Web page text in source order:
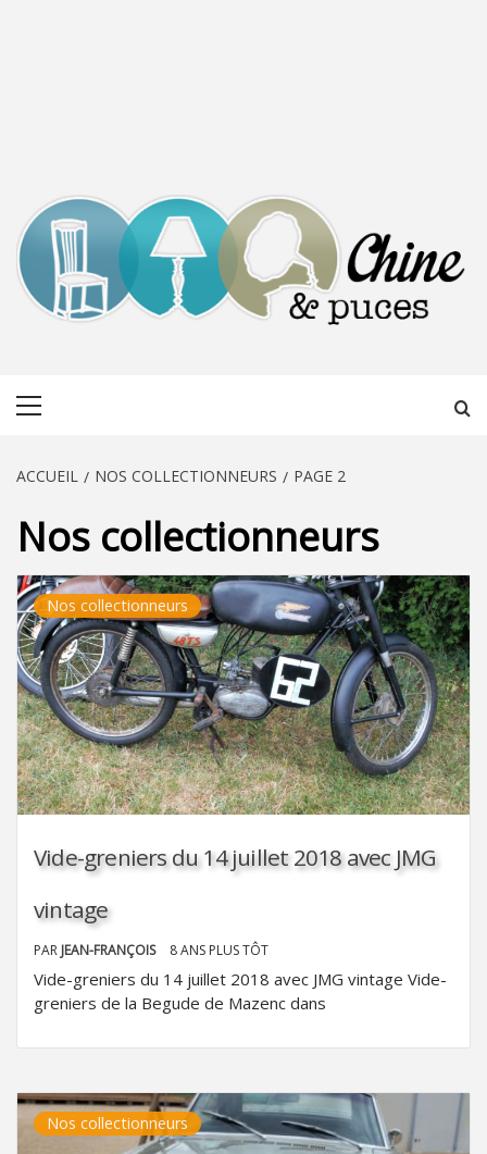
ACCUEIL NOS COLLECTIONNEURS PAGE 2
Nos collectionneurs
Nos collectionneurs
Vide-greniers du 14 juillet 2018 avec JMG
vintage
PAR JEAN-FRANÇOIS 8 ANS PLUS TÔT
Vide-greniers du 14 juillet 2018 avec JMG vintage Vide-
greniers de la Begude de Mazenc dans
Nos collectionneurs